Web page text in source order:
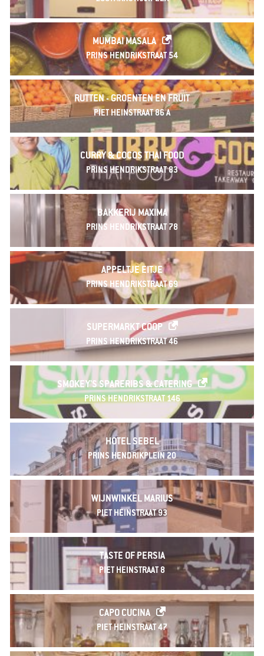
MUMBAI MASALA
PRINS HENDRIKSTRAAT 54
RUTTEN - GROENTEN EN FRUIT
PIET HEINSTRAAT 86 A
CURRY & COCOS THAI FOOD
PRINS HENDRIKSTRAAT 83
BAKKERIJ MAXIMA
PRINS HENDRIKSTRAAT 78
APPELTJE EITJE
PRINS HENDRIKSTRAAT 69
SUPERMARKT COOP
PRINS HENDRIKSTRAAT 46
SMOKEY'S SPARERIBS & CATERING
PRINS HENDRIKSTRAAT 146
HOTEL SEBEL
PRINS HENDRIKPLEIN 20
WIJNWINKEL MARIUS
PIET HEINSTRAAT 93
TASTE OF PERSIA
PIET HEINSTRAAT 8
CAPO CUCINA
PIET HEINSTRAAT 47